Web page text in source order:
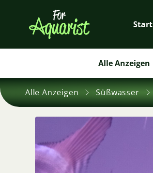
Start
Alle Anzeigen
Alle Anzeigen Süßwasser